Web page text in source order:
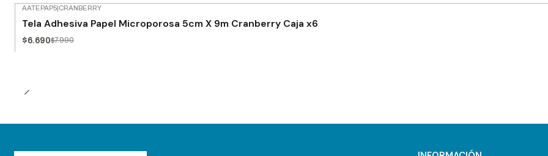
AATEPAP5|CRANBERRY
Tela Adhesiva Papel Microporosa 5cm X 9m Cranberry Caja x6
$6.690$7.990